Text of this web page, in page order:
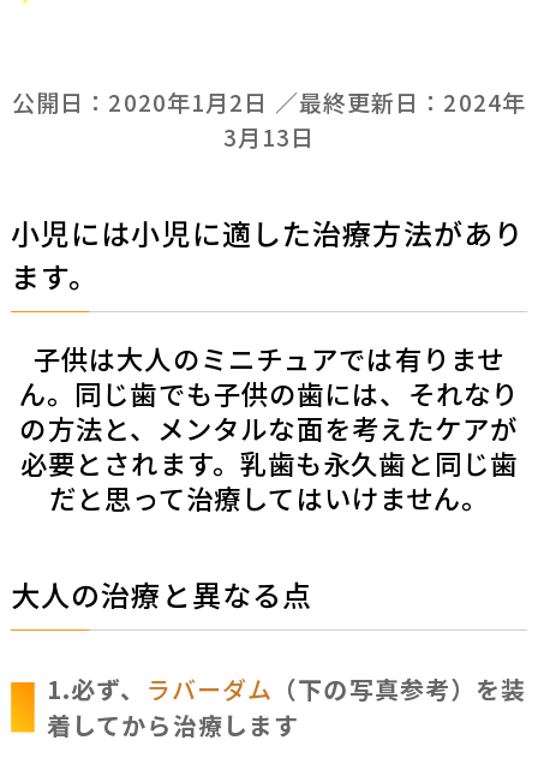
公開日： 2020年1月2日 ／最終更新日： 2024年
3月13日
小児には小児に適した治療方法があり
ます。
子供は大人のミニチュアでは有りませ
ん。同じ歯でも子供の歯には、それなり
の方法と、メンタルな面を考えたケアが
必要とされます。乳歯も永久歯と同じ歯
だと思って治療してはいけません。
大人の治療と異なる点
1.必ず、 ラバーダム （下の写真参考）を装
着してから治療します